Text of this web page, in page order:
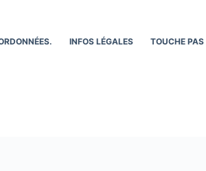
INFOS LÉGALES TOUCHE